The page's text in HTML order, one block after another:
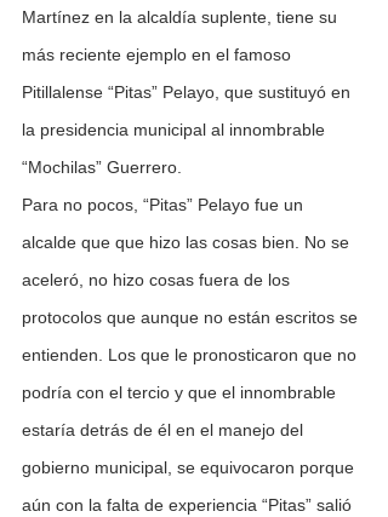
Martínez en la alcaldía suplente, tiene su
más reciente ejemplo en el famoso
Pitillalense “Pitas” Pelayo, que sustituyó en
la presidencia municipal al innombrable
“Mochilas” Guerrero.
Para no pocos, “Pitas” Pelayo fue un
alcalde que que hizo las cosas bien. No se
aceleró, no hizo cosas fuera de los
protocolos que aunque no están escritos se
entienden. Los que le pronosticaron que no
podría con el tercio y que el innombrable
estaría detrás de él en el manejo del
gobierno municipal, se equivocaron porque
aún con la falta de experiencia “Pitas” salió